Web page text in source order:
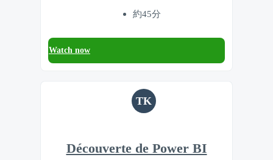
約45分
Watch now
TK
Découverte de Power BI